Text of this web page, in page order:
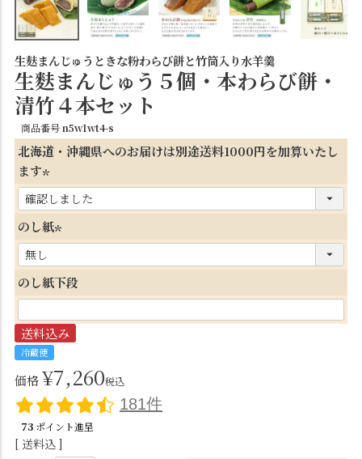
生麸まんじゅうときな粉わらび餅と竹筒入り水羊羹
生麩まんじゅう５個・本わらび餅・
清竹４本セット
商品番号n5w1wt4-s
北海道・沖縄県へのお届けは別途送料1000円を加算いたし
ます
(
必
須
)
のし紙
必
須
のし紙下段
送料込み
冷蔵便
価格¥7,260税込
181件
73 ポイント進呈
送料込